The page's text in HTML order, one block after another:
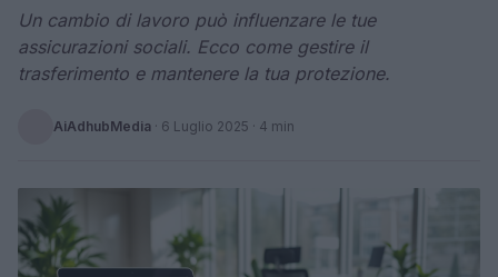
Un cambio di lavoro può influenzare le tue
assicurazioni sociali. Ecco come gestire il
trasferimento e mantenere la tua protezione.
AiAdhubMedia · 6 Luglio 2025 · 4 min